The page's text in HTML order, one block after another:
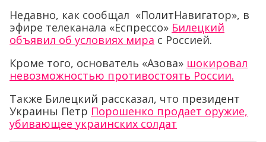
Недавно, как сообщал «ПолитНавигатор», в
эфире телеканала «Еспрессо» Билецкий
объявил об условиях мира с Россией.
Кроме того, основатель «Азова» шокировал
невозможностью противостоять России.
Также Билецкий рассказал, что президент
Украины Петр Порошенко продает оружие,
убивающее украинских солдат